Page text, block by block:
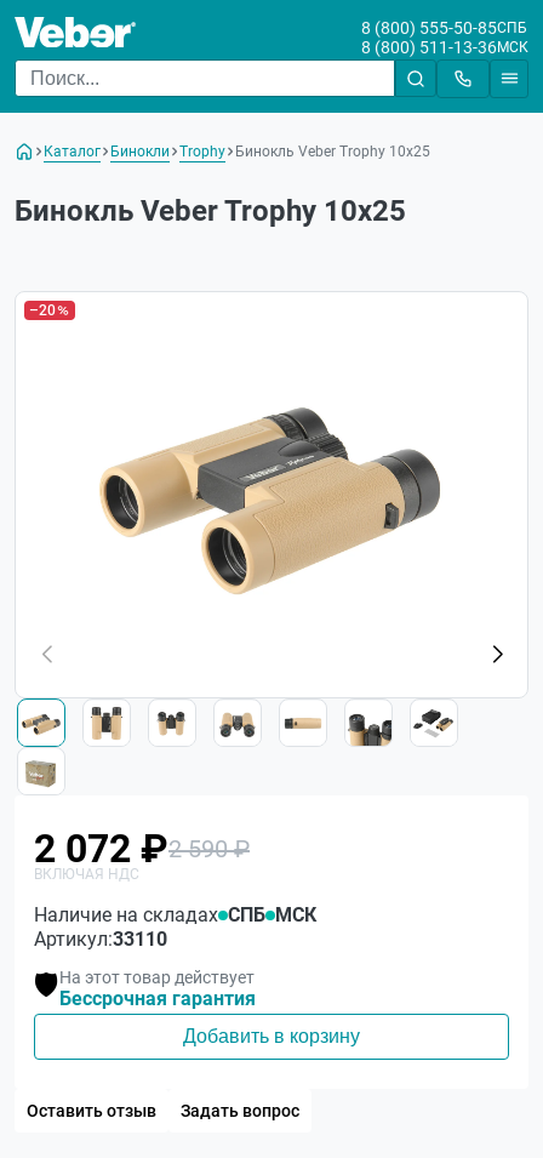
8 (800) 555-50-85СПБ
8 (800) 511-13-36МСК
Каталог Бинокли Trophy Бинокль Veber Trophy 10х25
Бинокль Veber Trophy 10х25
–20
2 072 ₽2 590 ₽
Наличие на складах СПБ МСК
Артикул:33110
🛡️На этот товар действует
Бессрочная гарантия
Добавить в корзину
Оставить отзыв Задать вопрос